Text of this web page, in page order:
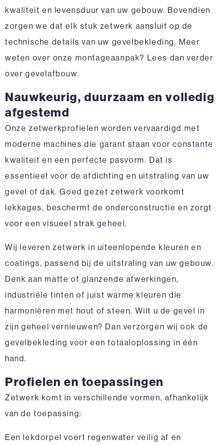
kwaliteit en levensduur van uw gebouw. Bovendien
zorgen we dat elk stuk zetwerk aansluit op de
technische details van uw gevelbekleding. Meer
weten over onze montageaanpak? Lees dan verder
over gevelafbouw.
Nauwkeurig, duurzaam en volledig
afgestemd
Onze zetwerkprofielen worden vervaardigd met
moderne machines die garant staan voor constante
kwaliteit en een perfecte pasvorm. Dat is
essentieel voor de afdichting en uitstraling van uw
gevel of dak. Goed gezet zetwerk voorkomt
lekkages, beschermt de onderconstructie en zorgt
voor een visueel strak geheel.
Wij leveren zetwerk in uiteenlopende kleuren en
coatings, passend bij de uitstraling van uw gebouw.
Denk aan matte of glanzende afwerkingen,
industriële tinten of juist warme kleuren die
harmoniëren met hout of steen. Wilt u de gevel in
zijn geheel vernieuwen? Dan verzorgen wij ook de
gevelbekleding voor een totaaloplossing in één
hand.
Profielen en toepassingen
Zetwerk komt in verschillende vormen, afhankelijk
van de toepassing:
Een lekdorpel voert regenwater veilig af en